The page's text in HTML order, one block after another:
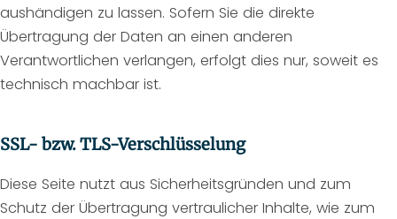
aushändigen zu lassen. Sofern Sie die direkte
Übertragung der Daten an einen anderen
Verantwortlichen verlangen, erfolgt dies nur, soweit es
technisch machbar ist.
SSL- bzw. TLS-Verschlüsselung
Diese Seite nutzt aus Sicherheitsgründen und zum
Schutz der Übertragung vertraulicher Inhalte, wie zum